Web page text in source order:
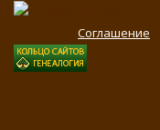
Соглашение